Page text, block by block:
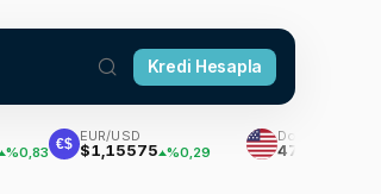
Kredi Hesapla
€$
EUR/USD
$1,15575 %0,29
Dolar
47,7111